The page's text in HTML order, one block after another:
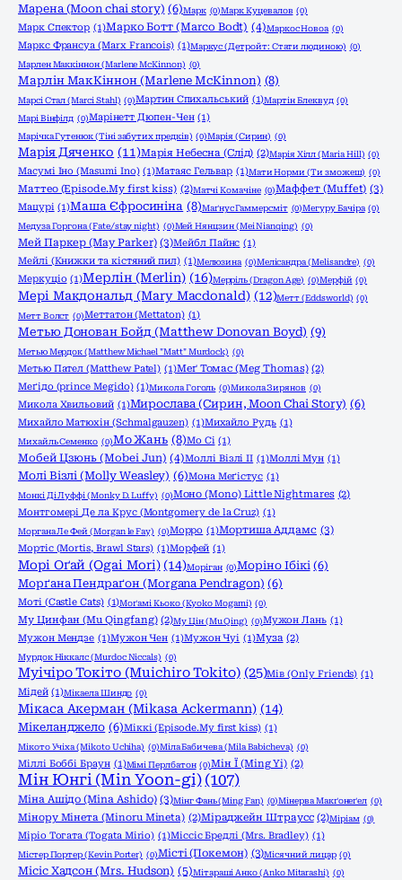
Марена (Moon chai story) (6)Марк (0)Марк Куцевалов (0)
Марк Спектор (1)Марко Ботт (Marco Bodt) (4)Маркос Новоа (0)
Маркс Франсуа (Marx Francois) (1)Маркус (Детройт: Стати людиною) (0)
Марлен Маккіннон (Marlene McKinnon) (0)
Марлін МакКіннон (Marlene McKinnon) (8)
Марсі Стал (Marci Stahl) (0)Мартин Спихальський (1)Мартін Блеквуд (0)
Марі Вінфілд (0)Марінетт Дюпен-Чен (1)
Марічка Гутенюк (Тіні забутих предків) (0)Марія (Сирин) (0)
Марія Дяченко (11)Марія Небесна (Слід) (2)Марія Хілл (Maria Hill) (0)
Масумі Іно (Masumi Ino) (1)Матаяс Гельвар (1)Мати Норми (Ти зможеш) (0)
Маттео (Episode.My first kiss) (2)Матчі Комачіне (0)Маффет (Muffet) (3)
Мацурі (1)Маша Єфросиніна (8)Маґнус Гаммерсміт (0)Мегуру Бачіра (0)
Медуза Горгона (Fate/stay night) (0)Мей Нянцзин (Mei Nianqing) (0)
Мей Паркер (May Parker) (3)Мейбл Пайнс (1)
Мейлі (Книжки та кістяний пил) (1)Мелюзина (0)Мелісандра (Melisandre) (0)
Меркуціо (1)Мерлін (Merlin) (16)Мерріль (Dragon Age) (0)Мерфій (0)
Мері Макдональд (Mary Macdonald) (12)Метт (Eddsworld) (0)
Метт Волст (0)Меттатон (Mettaton) (1)
Метью Донован Бойд (Matthew Donovan Boyd) (9)
Метью Мердок (Matthew Michael "Matt" Murdock) (0)
Метью Пател (Matthew Patel) (1)Меґ Томас (Meg Thomas) (2)
Меґідо (prince Megido) (1)Микола Гоголь (0)Микола Зирянов (0)
Микола Хвильовий (1)Мирослава (Сирин, Moon Chai Story) (6)
Михайло Матюхін (Schmalgauzen) (1)Михайло Рудь (1)
Михайль Семенко (0)Мо Жань (8)Мо Сі (1)
Мобей Цзюнь (Mobei Jun) (4)Моллі Візлі ІІ (1)Моллі Мун (1)
Молі Візлі (Molly Weasley) (6)Мона Меґістус (1)
Монкі Ді Луффі (Monky D. Luffy) (0)Моно (Mono) Little Nightmares (2)
Монтгомері Де ла Крус (Montgomery de la Cruz) (1)
Моргана Ле Фей (Morgan le Fay) (0)Морро (1)Мортиша Аддамс (3)
Мортіс (Mortis, Brawl Stars) (1)Морфей (1)
Морі Оґай (Ogai Mori) (14)Моріган (0)Моріно Ібікі (6)
Морґана Пендраґон (Morgana Pendragon) (6)
Моті (Castle Cats) (1)Моґамі Кьоко (Kyoko Mogami) (0)
Му Цинфан (Mu Qingfang) (2)Му Цін (Mu Qing) (0)Мужон Лань (1)
Мужон Мендзе (1)Мужон Чен (1)Мужон Чуі (1)Муза (2)
Мурдок Ніккалс (Murdoc Niccals) (0)
Муічіро Токіто (Muichiro Tokito) (25)Мів (Only Friends) (1)
Мідей (1)Мікаела Шиндо (0)
Мікаса Акерман (Mikasa Ackermann) (14)
Мікеланджело (6)Міккі (Episode.My first kiss) (1)
Мікото Учіха (Mikoto Uchiha) (0)Міла Бабичева (Mila Babicheva) (0)
Міллі Боббі Браун (1)Мімі Перлбатон (0)Мін Ї (Ming Yi) (2)
Мін Юнгі (Min Yoon-gi) (107)
Міна Ашідо (Mina Ashido) (3)Мінг Фань (Ming Fan) (0)Мінерва Макґонеґел (0)
Мінору Мінета (Minoru Mineta) (2)Міраджейн Штраусс (2)Міріам (0)
Міріо Тогата (Togata Mirio) (1)Міссіс Бредлі (Mrs. Bradley) (1)
Містер Портер (Kevin Porter) (0)Місті (Покемон) (3)Місячний лицар (0)
Місіс Хадсон (Mrs. Hudson) (5)Мітараші Анко (Anko Mitarashi) (0)